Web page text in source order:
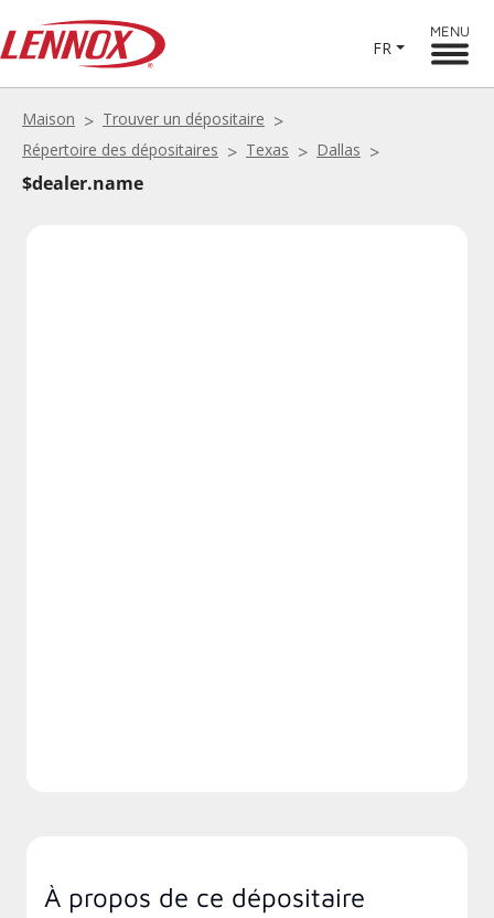
FR
MENU
Maison
Trouver un dépositaire
Répertoire des dépositaires
Texas Dallas
$dealer.name
À propos de ce dépositaire